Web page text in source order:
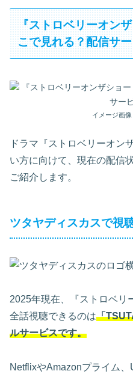
『ストロベリーオン
こで見れる？配信サ
イメージ画
ドラマ『ストロベリーオン
い方に向けて、現在の配信
ご紹介します。
ツタヤディスカスで視
2025年現在、『ストロベリ
全話視聴できるのは「
ルサービスです。
NetflixやAmazonプライム